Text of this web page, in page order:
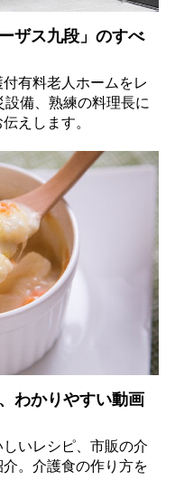
ザス九段」のすべ
有料老人ホームをレ
備、熟練の料理長に
えします。
わかりやすい動画
いレシピ、市販の介
。介護食の作り方を